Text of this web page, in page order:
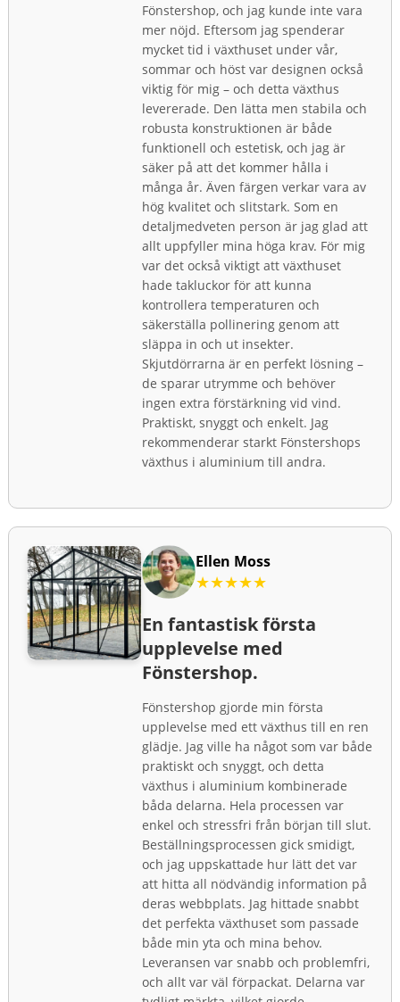
Fönstershop, och jag kunde inte vara
mer nöjd. Eftersom jag spenderar
mycket tid i växthuset under vår,
sommar och höst var designen också
viktig för mig – och detta växthus
levererade. Den lätta men stabila och
robusta konstruktionen är både
funktionell och estetisk, och jag är
säker på att det kommer hålla i
många år. Även färgen verkar vara av
hög kvalitet och slitstark. Som en
detaljmedveten person är jag glad att
allt uppfyller mina höga krav. För mig
var det också viktigt att växthuset
hade takluckor för att kunna
kontrollera temperaturen och
säkerställa pollinering genom att
släppa in och ut insekter.
Skjutdörrarna är en perfekt lösning –
de sparar utrymme och behöver
ingen extra förstärkning vid vind.
Praktiskt, snyggt och enkelt. Jag
rekommenderar starkt Fönstershops
växthus i aluminium till andra.
Ellen Moss
★★★★★
En fantastisk första
upplevelse med
Fönstershop.
Fönstershop gjorde min första
upplevelse med ett växthus till en ren
glädje. Jag ville ha något som var både
praktiskt och snyggt, och detta
växthus i aluminium kombinerade
båda delarna. Hela processen var
enkel och stressfri från början till slut.
Beställningsprocessen gick smidigt,
och jag uppskattade hur lätt det var
att hitta all nödvändig information på
deras webbplats. Jag hittade snabbt
det perfekta växthuset som passade
både min yta och mina behov.
Leveransen var snabb och problemfri,
och allt var väl förpackat. Delarna var